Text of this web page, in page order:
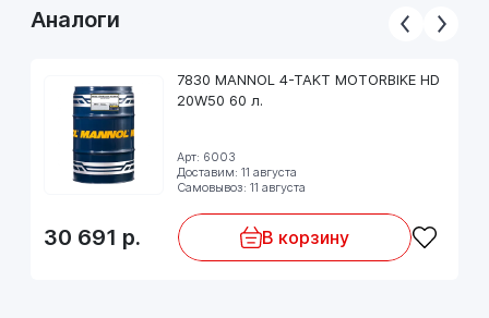
Аналоги
7830 MANNOL 4-TAKT MOTORBIKE HD
20W50 60 л.
Арт: 6003
Доставим: 11 августа
Самовывоз: 11 августа
30 691 р. В корзину